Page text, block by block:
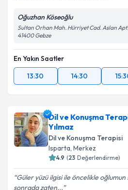
Oğuzhan Köseoğlu
Sultan Orhan Mah. Hürriyet Cad. Aslan
41400 Gebze
En Yakın Saatler
13:30
14:30
Dil ve Konuşma
Yılmaz
Dil ve Konuşma Terapisi
Isparta, Merkez
4.9 (23 Değerlendirme)
Güler yüzü ilgisi ile öncelikle oğlumun
sonrada zaten...